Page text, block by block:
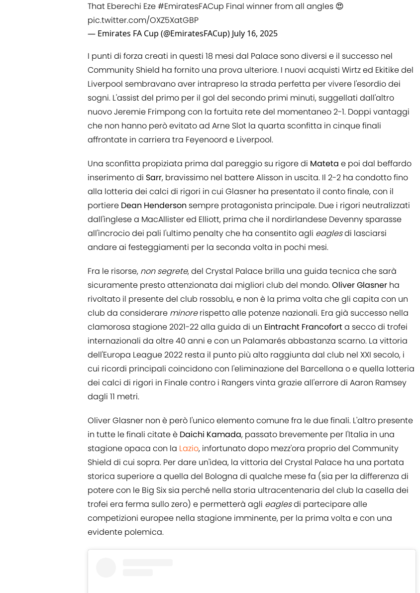
That Eberechi Eze#EmiratesFACup Final winner from all angles 😍
pic.twitter.com/OXZ5XatGBP
— Emirates FA Cup (@EmiratesFACup) July 16, 2025
I punti di forza creati in questi 18 mesi dal Palace sono diversi e il successo nel
Community Shield ha fornito una prova ulteriore. I nuovi acquisti Wirtz ed Ekitike del
Liverpool sembravano aver intrapreso la strada perfetta per vivere l'esordio dei
sogni. L'assist del primo per il gol del secondo primi minuti, suggellati dall'altro
nuovo Jeremie Frimpong con la fortuita rete del momentaneo 2-1. Doppi vantaggi
che non hanno però evitato ad Arne Slot la quarta sconfitta in cinque finali
affrontate in carriera tra Feyenoord e Liverpool.
Una sconfitta propiziata prima dal pareggio su rigore di Mateta e poi dal beffardo
inserimento di Sarr, bravissimo nel battere Alisson in uscita. Il 2-2 ha condotto fino
alla lotteria dei calci di rigori in cui Glasner ha presentato il conto finale, con il
portiere Dean Henderson sempre protagonista principale. Due i rigori neutralizzati
dall'inglese a MacAllister ed Elliott, prima che il nordirlandese Devenny sparasse
all'incrocio dei pali l'ultimo penalty che ha consentito agli eaglesdi lasciarsi
andare ai festeggiamenti per la seconda volta in pochi mesi.
Fra le risorse, non segrete, del Crystal Palace brilla una guida tecnica che sarà
sicuramente presto attenzionata dai migliori club del mondo.Oliver Glasner ha
rivoltato il presente del club rossoblu, e non è la prima volta che gli capita con un
club da considerare minorerispetto alle potenze nazionali. Era già successo nella
clamorosa stagione 2021-22 alla guida di un Eintracht Francoforta secco di trofei
internazionali da oltre 40 anni e con un Palamarés abbastanza scarno. La vittoria
dell'Europa League 2022 resta il punto più alto raggiunta dal club nel XXI secolo, i
cui ricordi principali coincidono con l'eliminazione del Barcellona o e quella lotteria
dei calci di rigori in Finale contro i Rangers vinta grazie all'errore di Aaron Ramsey
dagli 11 metri.
Oliver Glasner non è però l'unico elemento comune fra le due finali. L'altro presente
in tutte le finali citate è Daichi Kamada, passato brevemente per l'Italia in una
stagione opaca con la Lazio, infortunato dopo mezz'ora proprio del Community
Shield di cui sopra. Per dare un'idea, la vittoria del Crystal Palace ha una portata
storica superiore a quella del Bologna di qualche mese fa (sia per la differenza di
potere con le Big Six sia perché nella storia ultracentenaria del club la casella dei
trofei era ferma sullo zero) e permetterà agli eaglesdi partecipare alle
competizioni europee nella stagione imminente, per la prima volta e con una
evidente polemica.